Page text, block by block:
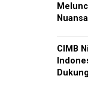
CIMB